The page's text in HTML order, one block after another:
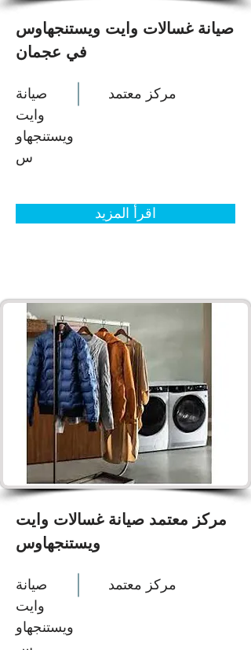
صيانة غسالات وايت ويستنجهاوس
في عجمان
صيانة
وايت
ويستنجهاو
س
مركز معتمد
اقرأ المزيد
مركز معتمد صيانة غسالات وايت
ويستنجهاوس
صيانة
وايت
ويستنجهاو
مركز معتمد